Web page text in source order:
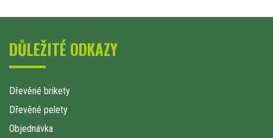
DŮLEŽITÉ ODKAZY
Dřevěné brikety
Dřevěné pelety
Objednávka